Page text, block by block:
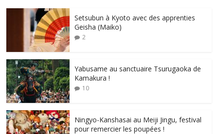
Setsubun à Kyoto avec des apprenties
Geisha (Maiko)
2
Yabusame au sanctuaire Tsurugaoka de
Kamakura !
10
Ningyo-Kanshasai au Meiji Jingu, festival
pour remercier les poupées !